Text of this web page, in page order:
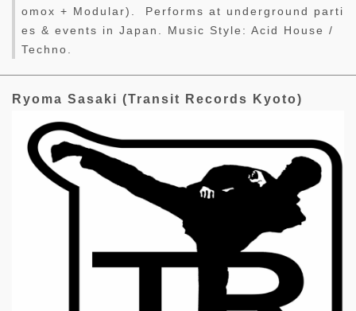
omox + Modular). Performs at underground parti
es & events in Japan. Music Style: Acid House /
Techno.
Ryoma Sasaki (Transit Records Kyoto)